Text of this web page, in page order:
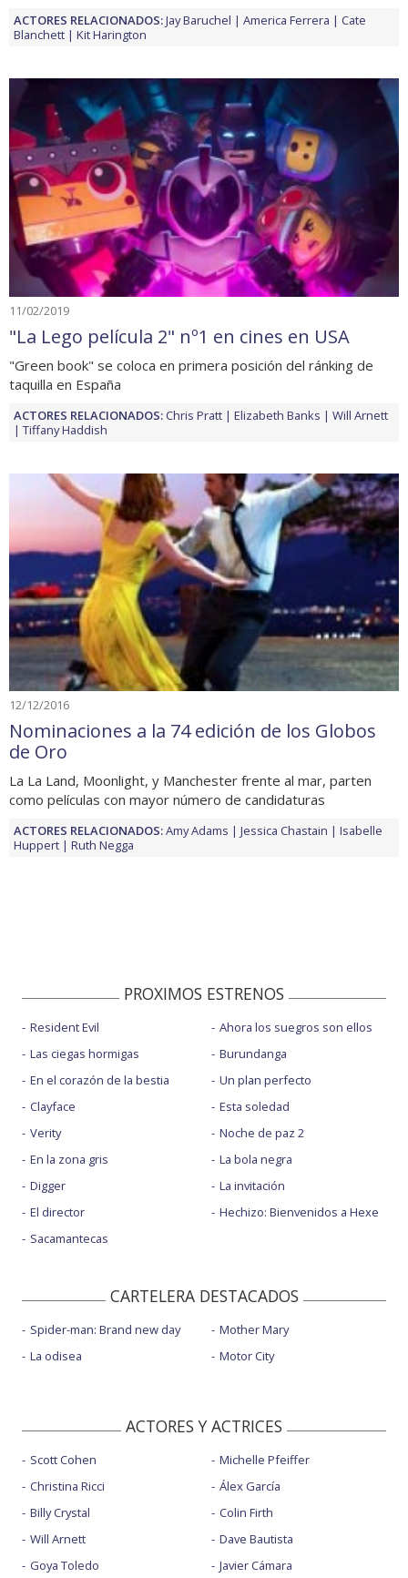
ACTORES RELACIONADOS:Jay Baruchel America Ferrera
Cate
Blanchett
Kit Harington
11/02/2019
"La Lego película 2" nº1 en cines en USA
"Green book" se coloca en primera posición del ránking de
taquilla en España
ACTORES RELACIONADOS:Chris Pratt Elizabeth Banks
Will Arnett
Tiffany Haddish
12/12/2016
Nominaciones a la 74 edición de los Globos
de Oro
La La Land, Moonlight, y Manchester frente al mar, parten
como películas con mayor número de candidaturas
ACTORES RELACIONADOS:Amy Adams Jessica Chastain
Isabelle
Huppert
Ruth Negga
PROXIMOS ESTRENOS
Resident Evil
Las ciegas hormigas
En el corazón de la bestia
Clayface
Verity
En la zona gris
Digger
El director
Sacamantecas
Ahora los suegros son ellos
Burundanga
Un plan perfecto
Esta soledad
Noche de paz 2
La bola negra
La invitación
Hechizo: Bienvenidos a Hexe
CARTELERA DESTACADOS
Spider-man: Brand new day
La odisea
Mother Mary
Motor City
ACTORES Y ACTRICES
Scott Cohen
Christina Ricci
Billy Crystal
Will Arnett
Goya Toledo
Michelle Pfeiffer
Álex García
Colin Firth
Dave Bautista
Javier Cámara